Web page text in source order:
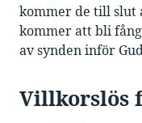
kommer de till slut
kommer att bli
av synden inför
Villkorslös